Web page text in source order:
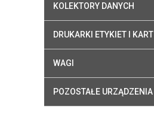
KOLEKTORY DANYCH
DRUKARKI ETYKIET I KART
WAGI
POZOSTAŁE URZĄDZENIA